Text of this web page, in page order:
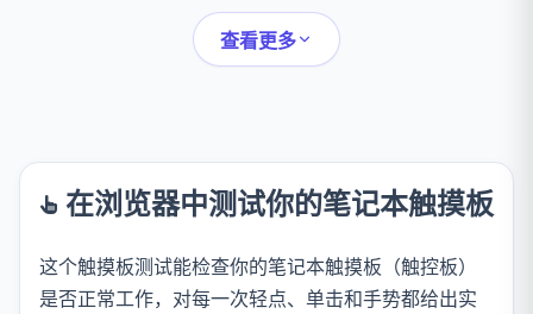
在浏览器中测试你的笔记本触摸板
这个触摸板测试能检查你的笔记本触摸板（触控板）
是否正常工作，对每一次轻点、单击和手势都给出实
查看更多